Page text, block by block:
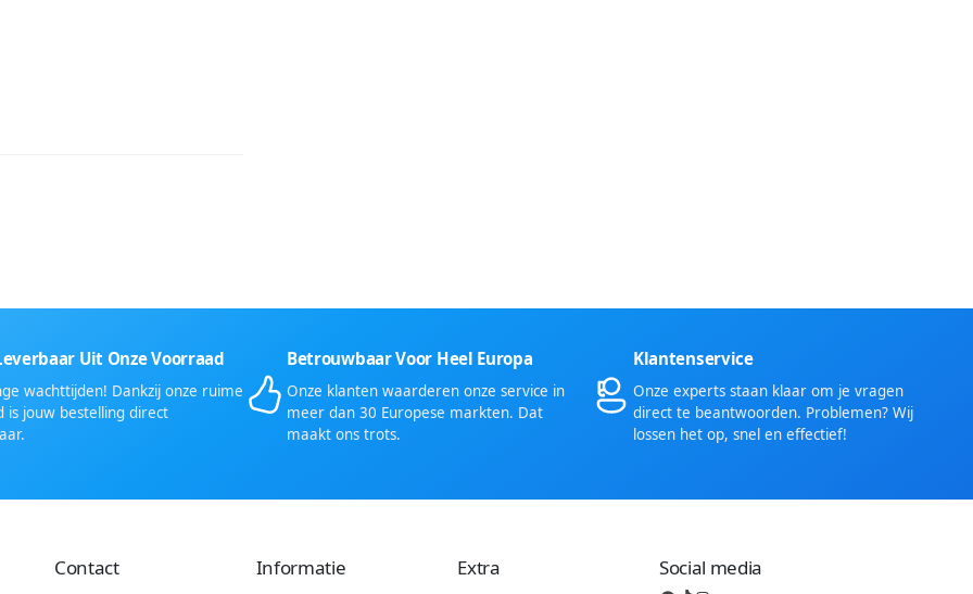
Uit Onze Voorraad
wachttijden! Dankzij onze ruime
is jouw bestelling direct
Betrouwbaar Voor Heel Europa
Onze klanten waarderen onze service in
meer dan 30 Europese markten. Dat
maakt ons trots.
Klantenservice
Onze experts staan klaar om je vragen
direct te beantwoorden. Problemen? Wij
lossen het op, snel en effectief!
Contact Informatie Extra Social media